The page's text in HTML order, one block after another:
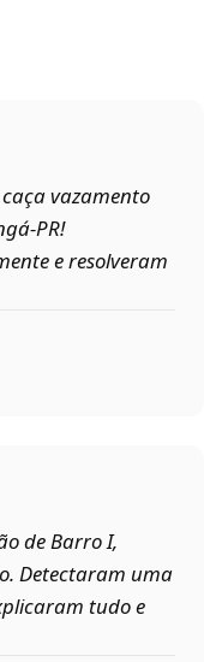
vazamento
e resolveram
de Barro I,
Detectaram uma
tudo e